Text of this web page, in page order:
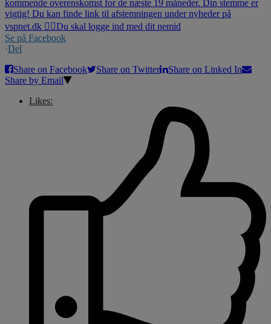
Se på Facebook
·Del
Share on Facebook
Share on Twitter
Share on Linked In
Share by Email
Likes: